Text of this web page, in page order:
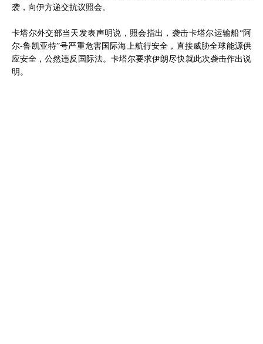
袭，向伊方递交抗议照会。
卡塔尔外交部当天发表声明说，照会指出，袭击卡塔尔运输船“阿
尔-鲁凯亚特”号严重危害国际海上航行安全，直接威胁全球能源供
应安全，公然违反国际法。卡塔尔要求伊朗尽快就此次袭击作出说
明。